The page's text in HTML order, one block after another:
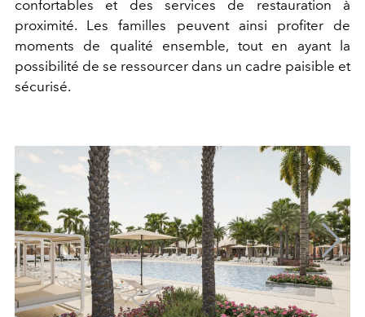
confortables et des services de restauration à
proximité. Les familles peuvent ainsi profiter de
moments de qualité ensemble, tout en ayant la
possibilité de se ressourcer dans un cadre paisible et
sécurisé.